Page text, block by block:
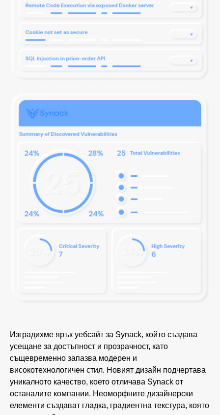
Изградихме ярък уебсайт за Synack, който създава
усещане за достъпност и прозрачност, като
същевременно запазва модерен и
високотехнологичен стил. Новият дизайн подчертава
уникалното качество, което отличава Synack от
останалите компании. Неоморфните дизайнерски
елементи създават гладка, градиентна текстура, която